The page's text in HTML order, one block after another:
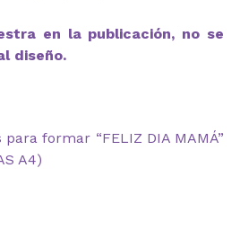
en la publicación, no se
diseño.
formar “FELIZ DIA MAMÁ”
A4)